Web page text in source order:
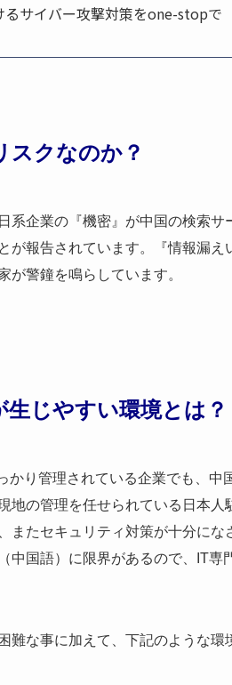
るサイバー攻撃対策をone-stopで
スクなのか？
系企業の『機密』が中国の検索
が報告されています。『情報漏
が警鐘を鳴らしています。
生じやすい環境とは？
かり管理されている企業でも、
地の管理を任せられている日本
またセキュリティ対策が十分に
中国語）に限界があるので、IT
難な事に加えて、下記のような